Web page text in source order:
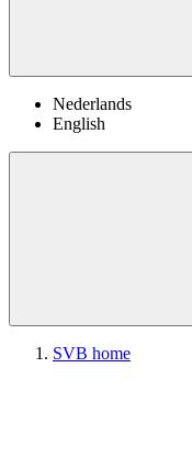
Nederlands
English
SVB home